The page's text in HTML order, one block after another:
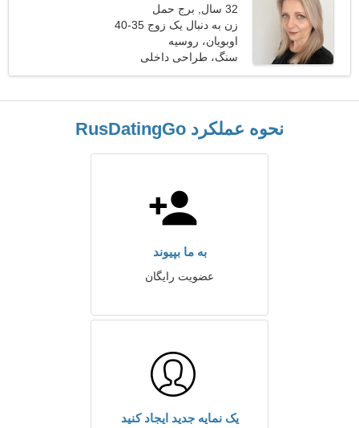
32 سال, برج حمل
زن به دنبال یک زوج 35-40
اوبویان، روسیه
سنگ، طراحی داخلی
نحوه عملکرد RusDatingGo
به ما بپیوند
عضویت رایگان
یک نمایه جدید ایجاد کنید